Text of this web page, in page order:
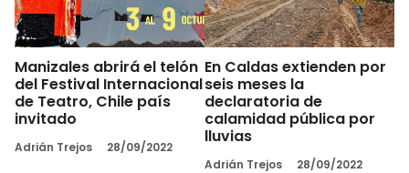
Manizales abrirá el telón
del Festival Internacional
de Teatro, Chile país
invitado
Adrián Trejos 28/09/2022
En Caldas extienden por
seis meses la
declaratoria de
calamidad pública por
lluvias
Adrián Trejos 28/09/2022